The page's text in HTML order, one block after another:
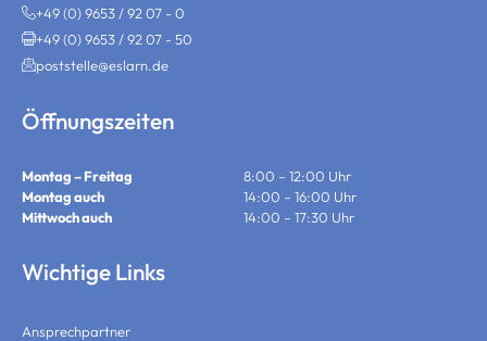
+49 (0) 9653 / 92 07 - 0
+49 (0) 9653 / 92 07 - 50
poststelle@eslarn.de
Öffnungszeiten
Montag – Freitag
8:00 – 12:00 Uhr
Montag auch
14:00 – 16:00 Uhr
Mittwoch auch
14:00 – 17:30 Uhr
Wichtige Links
Ansprechpartner